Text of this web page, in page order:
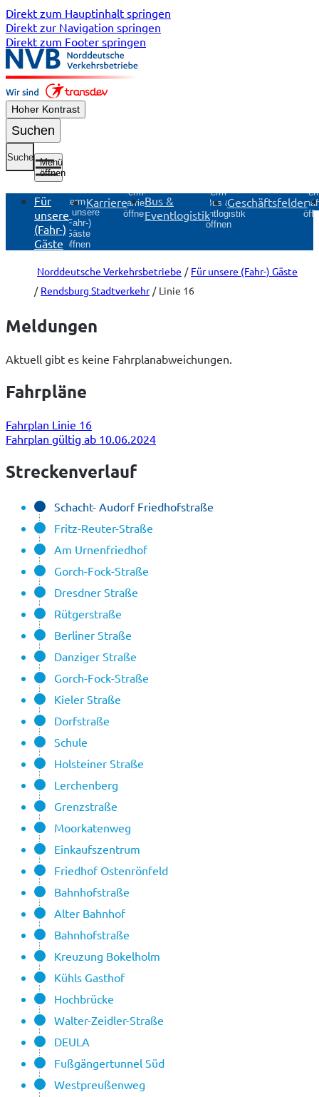
Direkt zum Hauptinhalt springen
Direkt zur Navigation springen
Direkt zum Footer springen
Hoher Kontrast
Suchen
Suche
Menü
öffnen
Für
unsere
(Fahr-)
Gäste
Untermenü
Für unsere
(Fahr-)
Gäste
öffnen
Karriere
Untermenü
Karriere
öffnen
Bus &
Eventlogistik
Untermenü
Bus &
Eventlogistik
öffnen
Geschäftsfelder
Norddeutsche Verkehrsbetriebe
Für unsere (Fahr-) Gäste
Rendsburg Stadtverkehr
Linie 16
Meldungen
Aktuell gibt es keine Fahrplanabweichungen.
Fahrpläne
Fahrplan Linie 16
Fahrplan gültig ab 10.06.2024
Streckenverlauf
Schacht- Audorf Friedhofstraße
Fritz-Reuter-Straße
Am Urnenfriedhof
Gorch-Fock-Straße
Dresdner Straße
Rütgerstraße
Berliner Straße
Danziger Straße
Gorch-Fock-Straße
Kieler Straße
Dorfstraße
Schule
Holsteiner Straße
Lerchenberg
Grenzstraße
Moorkatenweg
Einkaufszentrum
Friedhof Ostenrönfeld
Bahnhofstraße
Alter Bahnhof
Bahnhofstraße
Kreuzung Bokelholm
Kühls Gasthof
Hochbrücke
Walter-Zeidler-Straße
DEULA
Fußgängertunnel Süd
Westpreußenweg